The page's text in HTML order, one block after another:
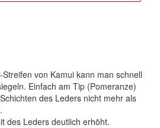
von Kamui kann man schnell
Einfach am Tip (Pomeranze)
des Leders nicht mehr als
des Leders deutlich erhöht.